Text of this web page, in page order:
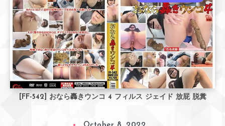
[FF-542] おなら轟きウンコ 4 フィルス ジェイド 放屁 脱糞